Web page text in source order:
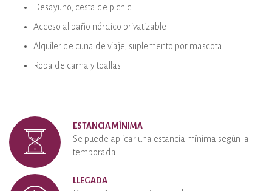
Desayuno, cesta de picnic
Acceso al baño nórdico privatizable
Alquiler de cuna de viaje, suplemento por mascota
Ropa de cama y toallas
ESTANCIA MÍNIMA
Se puede aplicar una estancia mínima según la
temporada.
LLEGADA